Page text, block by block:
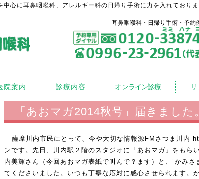
心に耳鼻咽喉科、アレルギー科の日帰り手術に力を入れており
耳鼻咽喉科・日帰り手術・予約
院案内 診療内容 オンライン診療
「あおマガ2014秋号」届きました
薩摩川内市民にとって、今や大切な情報源FMさつま川内
ンです。先日、川内駅２階のスタジオに「あおマガ」をもら
内美輝さん（今回あおマガ表紙で叫んで？ます）と、”かみ
てくださいました。いつも丁寧な応対に感心させられます。